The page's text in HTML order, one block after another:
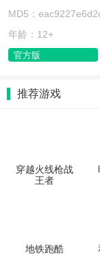
MD5：
年龄：12+
官方版
推荐游戏
穿越火线枪战
王者
地铁跑酷